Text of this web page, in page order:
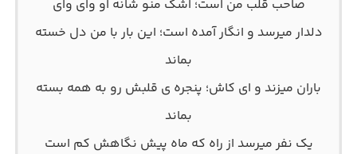
صاحب قلب من است؛ اشک منو شانه او وای وای
دلدار میرسد و انگار آمده است؛ این بار با من دل خسته
بماند
باران میزند و ای کاش؛ پنجره ی قلبش رو به همه بسته
بماند
یک نفر میرسد از راه که ماه پیش نگاهش کم است